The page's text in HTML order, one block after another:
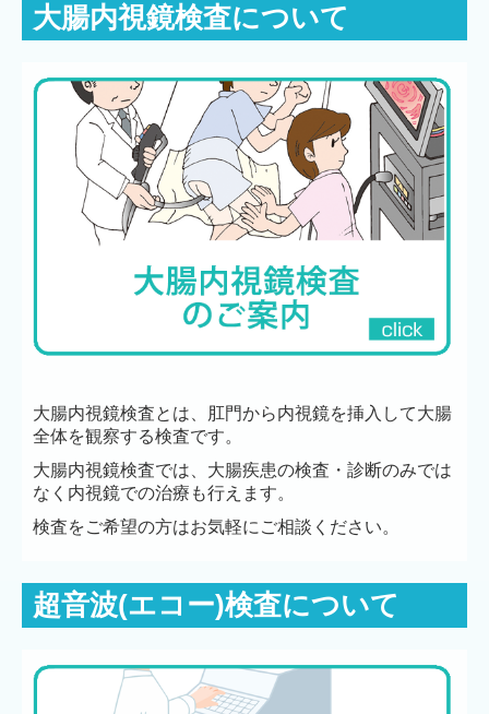
大腸内視鏡検査について
大腸内視鏡検査とは、肛門から内視鏡を挿入して大腸
全体を観察する検査です。
大腸内視鏡検査では、大腸疾患の検査・診断のみでは
なく内視鏡での治療も行えます。
検査をご希望の方はお気軽にご相談ください。
超音波(エコー)検査について